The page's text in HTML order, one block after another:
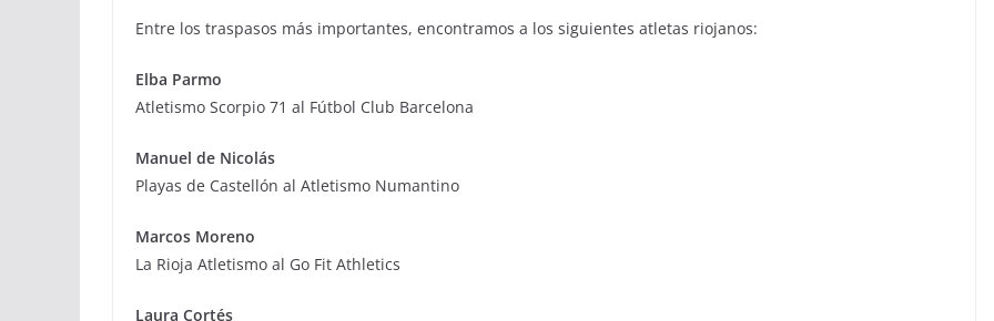
Entre los traspasos más importantes, encontramos a los siguientes atletas riojanos:
Elba Parmo
Atletismo Scorpio 71 al Fútbol Club Barcelona
Manuel de Nicolás
Playas de Castellón al Atletismo Numantino
Marcos Moreno
La Rioja Atletismo al Go Fit Athletics
Laura Cortés